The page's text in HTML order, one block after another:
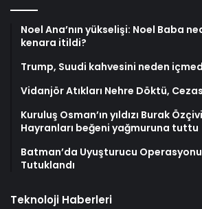
Noel Ana’nın yükselişi: Noel Baba
kenara itildi?
Trump, Suudi kahvesini neden
Vidanjör Atıkları Nehre Döktü,
Kuruluş Osman’ın yıldızı Burak
Hayranları beğeni yağmuruna tuttu
Batman’da Uyuşturucu
Tutuklandı
Teknoloji Haberleri